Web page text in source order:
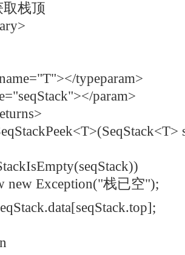
栈顶
typeparam>
param>
栈已空");